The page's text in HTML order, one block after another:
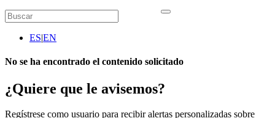
ES|EN
No se ha encontrado el contenido solicitado
¿Quiere que le avisemos?
Regístrese como usuario para recibir alertas personalizadas sobre